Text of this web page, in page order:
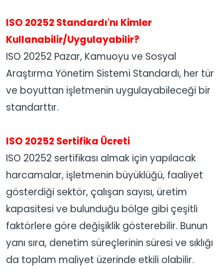
ISO 20252 Standardı'nı Kimler
Kullanabilir/Uygulayabilir?
ISO 20252 Pazar, Kamuoyu ve Sosyal
Araştırma Yönetim Sistemi Standardı, her tür
ve boyuttan işletmenin uygulayabileceği bir
standarttır.
ISO 20252 Sertifika Ücreti
ISO 20252 sertifikası almak için yapılacak
harcamalar, işletmenin büyüklüğü, faaliyet
gösterdiği sektör, çalışan sayısı, üretim
kapasitesi ve bulunduğu bölge gibi çeşitli
faktörlere göre değişiklik gösterebilir. Bunun
yanı sıra, denetim süreçlerinin süresi ve sıklığı
da toplam maliyet üzerinde etkili olabilir.